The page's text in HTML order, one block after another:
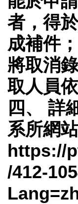
者，得
成補件
將取消
取人員
四、 詳
系所網
https://
/412-